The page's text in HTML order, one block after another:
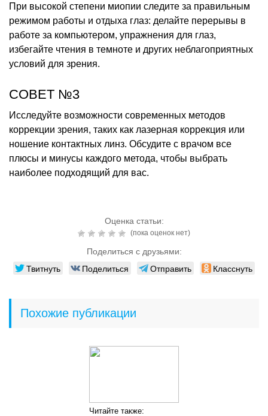
При высокой степени миопии следите за правильным
режимом работы и отдыха глаз: делайте перерывы в
работе за компьютером, упражнения для глаз,
избегайте чтения в темноте и других неблагоприятных
условий для зрения.
СОВЕТ №3
Исследуйте возможности современных методов
коррекции зрения, таких как лазерная коррекция или
ношение контактных линз. Обсудите с врачом все
плюсы и минусы каждого метода, чтобы выбрать
наиболее подходящий для вас.
Оценка статьи:
(пока оценок нет)
Поделиться с друзьями:
Твитнуть Поделиться Отправить Класснуть
Похожие публикации
Читайте также: